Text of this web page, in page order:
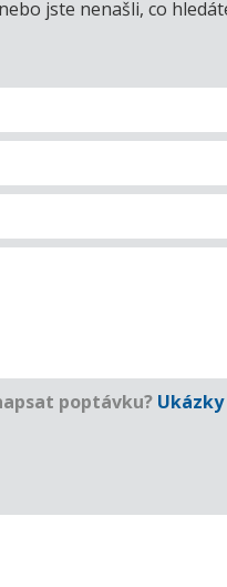
jste nenašli, co
poptávku?